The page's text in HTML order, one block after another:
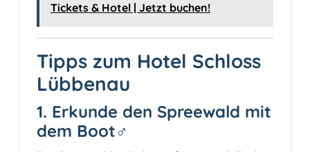
Tickets & Hotel | Jetzt buchen!
Tipps zum Hotel Schloss
Lübbenau
1. Erkunde den Spreewald mit
dem Boot‍♂️